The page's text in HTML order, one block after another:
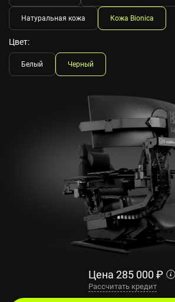
Натуральная кожа Кожа Bionica
Цвет:
Белый Черный
Цена 285 000 ₽
Рассчитать кредит